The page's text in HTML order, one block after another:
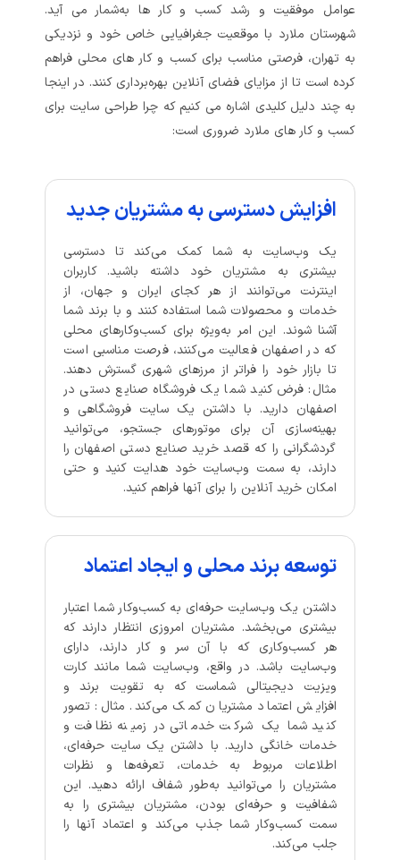
عوامل موفقیت و رشد کسب‌ و کار ها به‌شمار می‌ آید.
شهرستان ملارد با موقعیت جغرافیایی خاص خود و نزدیکی
به تهران، فرصتی مناسب برای کسب‌ و کار های محلی فراهم
کرده است تا از مزایای فضای آنلاین بهره‌برداری کنند. در اینجا
به چند دلیل کلیدی اشاره می‌ کنیم که چرا طراحی سایت برای
کسب‌ و کار های ملارد ضروری است:
افزایش دسترسی به مشتریان جدید
یک وب‌سایت به شما کمک می‌کند تا دسترسی
بیشتری به مشتریان خود داشته باشید. کاربران
اینترنت می‌توانند از هر کجای ایران و جهان، از
خدمات و محصولات شما استفاده کنند و با برند شما
آشنا شوند. این امر به‌ویژه برای کسب‌وکارهای محلی
که در اصفهان فعالیت می‌کنند، فرصت مناسبی است
تا بازار خود را فراتر از مرزهای شهری گسترش دهند.
مثال: فرض کنید شما یک فروشگاه صنایع دستی در
اصفهان دارید. با داشتن یک سایت فروشگاهی و
بهینه‌سازی آن برای موتورهای جستجو، می‌توانید
گردشگرانی را که قصد خرید صنایع دستی اصفهان را
دارند، به سمت وب‌سایت خود هدایت کنید و حتی
امکان خرید آنلاین را برای آنها فراهم کنید.
توسعه برند محلی و ایجاد اعتماد
داشتن یک وب‌سایت حرفه‌ای به کسب‌وکار شما اعتبار
بیشتری می‌بخشد. مشتریان امروزی انتظار دارند که
هر کسب‌وکاری که با آن سر و کار دارند، دارای
وب‌سایت باشد. در واقع، وب‌سایت شما مانند کارت
ویزیت دیجیتالی شماست که به تقویت برند و
افزایش اعتماد مشتریان کمک می‌کند. مثال: تصور
کنید شما یک شرکت خدماتی در زمینه نظافت و
خدمات خانگی دارید. با داشتن یک سایت حرفه‌ای،
اطلاعات مربوط به خدمات، تعرفه‌ها و نظرات
مشتریان را می‌توانید به‌طور شفاف ارائه دهید. این
شفافیت و حرفه‌ای بودن، مشتریان بیشتری را به
سمت کسب‌وکار شما جذب می‌کند و اعتماد آنها را
جلب می‌کند.